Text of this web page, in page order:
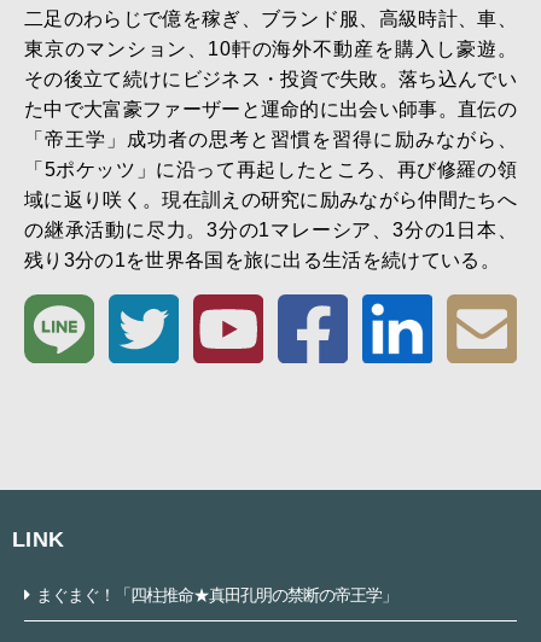
二足のわらじで億を稼ぎ、ブランド服、高級時計、車、
東京のマンション、10軒の海外不動産を購入し豪遊。
その後立て続けにビジネス・投資で失敗。落ち込んでい
た中で大富豪ファーザーと運命的に出会い師事。直伝の
「帝王学」成功者の思考と習慣を習得に励みながら、
「5ポケッツ」に沿って再起したところ、再び修羅の領
域に返り咲く。現在訓えの研究に励みながら仲間たちへ
の継承活動に尽力。3分の1マレーシア、3分の1日本、
残り3分の1を世界各国を旅に出る生活を続けている。
LINK
まぐまぐ！「四柱推命★真田孔明の禁断の帝王学」